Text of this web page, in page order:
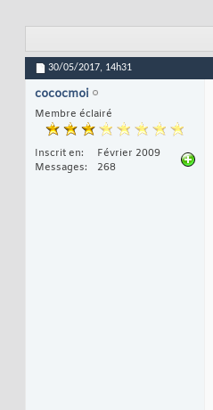
30/05/2017, 14h31
cococmoi
Membre éclairé
Inscrit en
Février 2009
Messages
268